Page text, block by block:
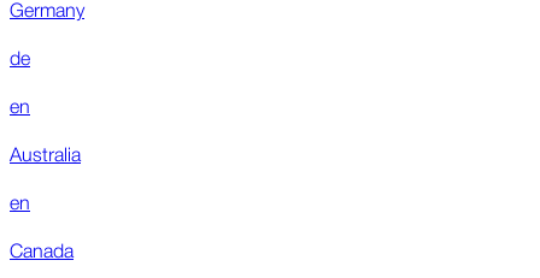
Germany
de
en
Australia
en
Canada